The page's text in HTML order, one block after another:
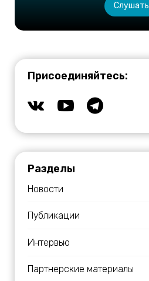
Слушать
Присоединяйтесь:
Разделы
Новости
Публикации
Интервью
Партнерские материалы